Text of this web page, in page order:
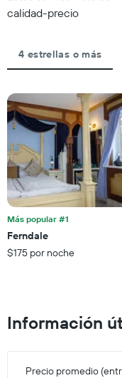
calidad-precio
4 estrellas o más
Más popular #1
Ferndale
$175 por noche
Información
Precio promedio